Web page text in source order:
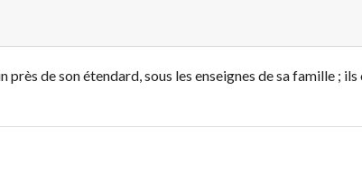
près de son étendard, sous les enseignes de sa famille ;